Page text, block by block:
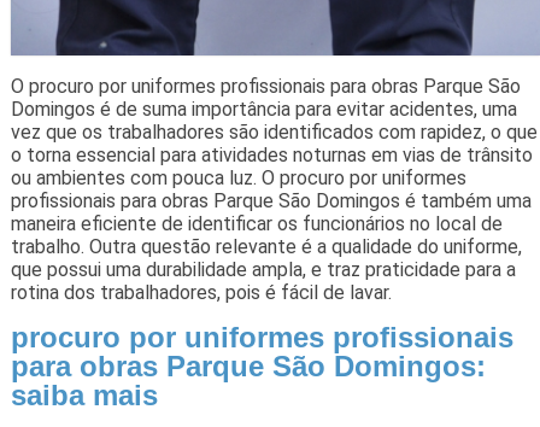
O procuro por uniformes profissionais para obras Parque São
Domingos é de suma importância para evitar acidentes, uma
vez que os trabalhadores são identificados com rapidez, o que
o torna essencial para atividades noturnas em vias de trânsito
ou ambientes com pouca luz. O procuro por uniformes
profissionais para obras Parque São Domingos é também uma
maneira eficiente de identificar os funcionários no local de
trabalho. Outra questão relevante é a qualidade do uniforme,
que possui uma durabilidade ampla, e traz praticidade para a
rotina dos trabalhadores, pois é fácil de lavar.
procuro por uniformes profissionais
para obras Parque São Domingos:
saiba mais